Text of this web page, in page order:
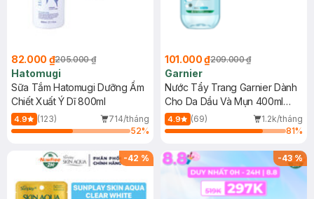
82.000 ₫205.000 ₫
Hatomugi
Sữa Tắm Hatomugi Dưỡng Ẩm
Chiết Xuất Ý Dĩ 800ml
4.9 (123)
714/tháng
52%
101.000 ₫209.000 ₫
Garnier
Nước Tẩy Trang Garnier Dành
Cho Da Dầu Và Mụn 400ml
(Mới)
4.9 (69)
1.2k/tháng
81%
-42 % -43%